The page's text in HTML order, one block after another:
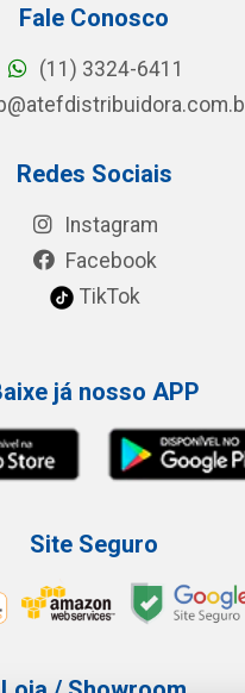
Fale Conosco
(11) 3324-6411
Redes Sociais
Instagram
Facebook
TikTok
já nosso APP
Site Seguro